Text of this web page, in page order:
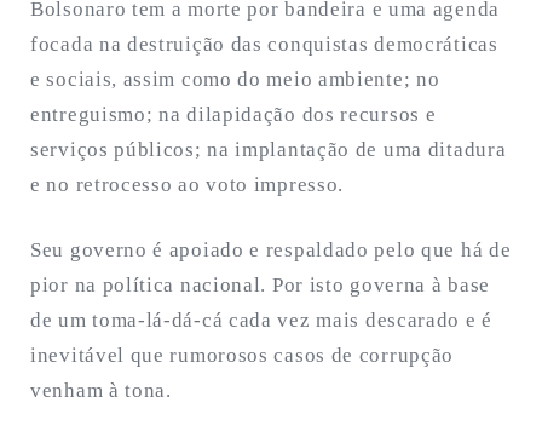
Bolsonaro tem a morte por bandeira e uma agenda
focada na destruição das conquistas democráticas
e sociais, assim como do meio ambiente; no
entreguismo; na dilapidação dos recursos e
serviços públicos; na implantação de uma ditadura
e no retrocesso ao voto impresso.
Seu governo é apoiado e respaldado pelo que há de
pior na política nacional. Por isto governa à base
de um toma-lá-dá-cá cada vez mais descarado e é
inevitável que rumorosos casos de corrupção
venham à tona.